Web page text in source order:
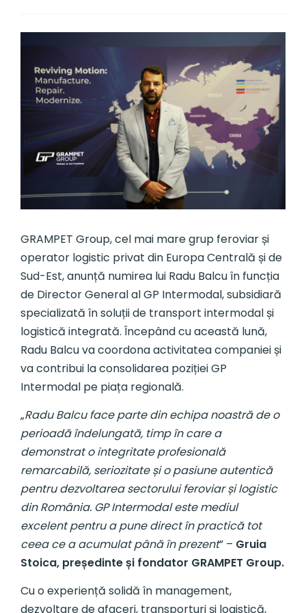
GRAMPET Group, cel mai mare grup feroviar și
operator logistic privat din Europa Centrală și de
Sud-Est, anunță numirea lui Radu Balcu în funcția
de Director General al GP Intermodal, subsidiară
specializată în soluții de transport intermodal și
logistică integrată. Începând cu această lună,
Radu Balcu va coordona activitatea companiei și
va contribui la consolidarea poziției GP
Intermodal pe piața regională.
„Radu Balcu face parte din echipa noastră de o
perioadă îndelungată, timp în care a
demonstrat o integritate profesională
remarcabilă, seriozitate și o pasiune autentică
pentru dezvoltarea sectorului feroviar și logistic
din România. GP Intermodal este mediul
excelent pentru a pune direct în practică tot
ceea ce a acumulat până în prezent” – Gruia
Stoica, președinte și fondator GRAMPET Group.
Cu o experiență solidă în management,
dezvoltare de afaceri, transporturi și logistică,